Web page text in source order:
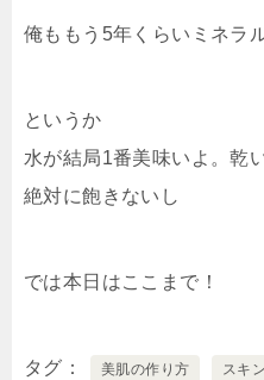
俺ももう5年くらいミネラ
というか
水が結局1番美味いよ。乾
絶対に飽きないし
では本日はここまで！
タグ 美肌の作り方 スキ